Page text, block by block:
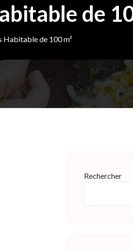
de
Habitable de 100 m²
Rechercher